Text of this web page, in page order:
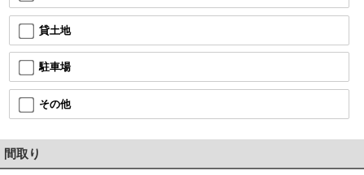
貸土地
駐車場
その他
間取り